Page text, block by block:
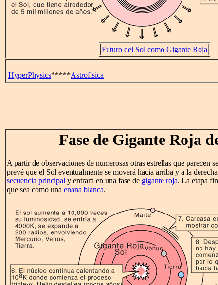
Futuro del Sol como Gigante Roja
HyperPhysics*****Astrofísica
Fase de Gigante Roja
A partir de observaciones de numerosas otras estrellas que parecen
prevé que el Sol eventualmente se moverá hacia arriba y a la
secuencia principal y entrará en una fase de gigante roja. La etapa
que sea como una enana blanca.